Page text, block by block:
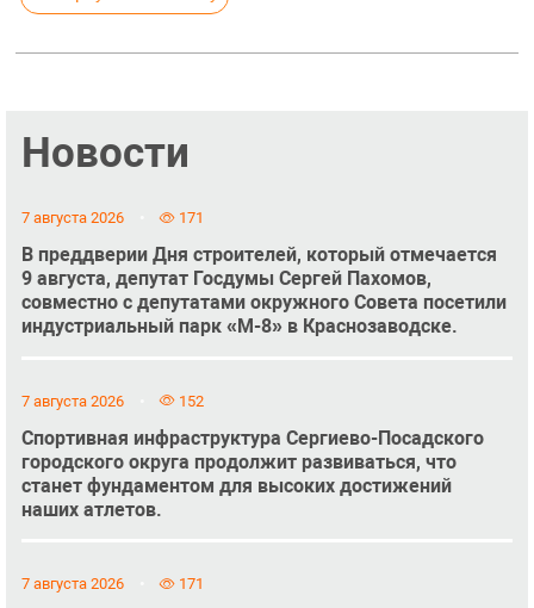
Новости
7 августа 2026 171
В преддверии Дня строителей, который отмечается
9 августа, депутат Госдумы Сергей Пахомов,
совместно с депутатами окружного Совета посетили
индустриальный парк «М-8» в Краснозаводске.
7 августа 2026 152
Спортивная инфраструктура Сергиево-Посадского
городского округа продолжит развиваться, что
станет фундаментом для высоких достижений
наших атлетов.
7 августа 2026 171